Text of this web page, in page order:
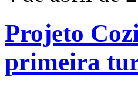
Projeto
primeira